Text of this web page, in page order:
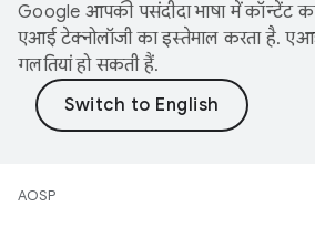
Google आपकी पसंदीदा भाषा में कॉन्टेंट
एआई टेक्नोलॉजी का इस्तेमाल करता है.
गलतियां हो सकती हैं.
AOSP